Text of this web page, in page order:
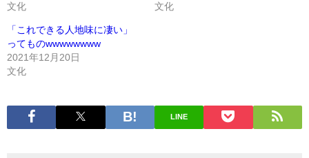
文化
文化
「これできる人地味に凄い」
ってものwwwwwwww
2021年12月20日
文化
LINE